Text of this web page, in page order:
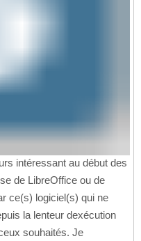
intéressant au début des
de LibreOffice ou de
ce(s) logiciel(s) qui ne
la lenteur dexécution
souhaités. Je